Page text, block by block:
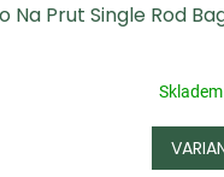
Na Prut Single Rod
Skladem